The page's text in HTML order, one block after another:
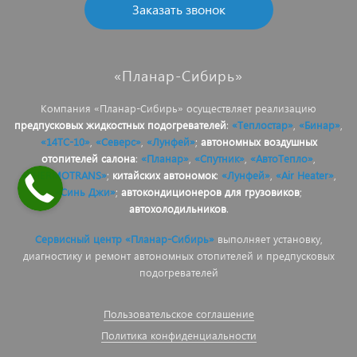
Заказать звонок
«Планар-Сибирь»
Компания «Планар-Сибирь» осуществляет реализацию
предпусковых жидкостных подогревателей: «Теплостар» «Бинар»
«14ТС-10», «Северс», «Лунфей»; автономных воздушных
отопителей салона: «Планар» «Спутник» «АвтоТепло»
«THERMOTRANS»; китайских автономок: «Лунфей», «Air Heater»,
«Синь Джи»; автокондиционеров для грузовиков;
автохолодильников.
Сервисный центр «Планар-Сибирь»выполняет установку,
диагностику и ремонт автономных отопителей и предпусковых
подогревателей
Пользовательское соглашение
Политика конфиденциальности